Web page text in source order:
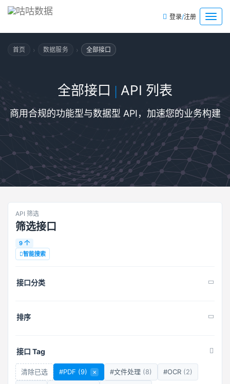
菜
单
登录/注册
首页 › 数据服务 › 全部接口
全部接口 | API 列表
商用合规的功能型与数据型 API，加速您的业务构建
API 筛选
筛选接口
9 个
智能搜索
接口分类
排序
接口 Tag
清除已选 #PDF (9) × #文件处理 (8) #OCR (2)